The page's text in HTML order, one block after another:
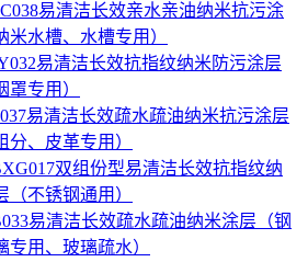
易清洁长效亲水亲油纳米抗污涂
米水槽、水槽专用）
易清洁长效抗指纹纳米防污涂层
罩专用）
易清洁长效疏水疏油纳米抗污涂层
分、皮革专用）
双组份型易清洁长效抗指纹纳
（不锈钢通用）
易清洁长效疏水疏油纳米涂层（钢
专用、玻璃疏水）